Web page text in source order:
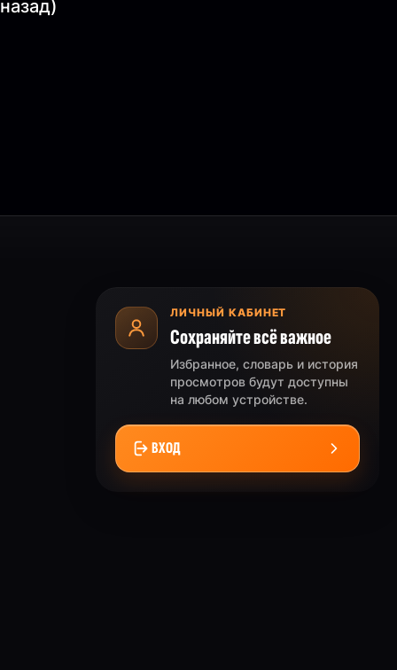
ЛИЧНЫЙ КАБИНЕТ
Сохраняйте всё важное
Избранное, словарь и история
просмотров будут доступны
на любом устройстве.
ВХОД